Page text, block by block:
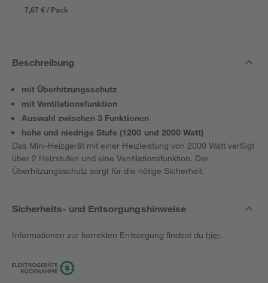
7,67 € / Pack
Beschreibung
mit Überhitzungsschutz
mit Ventilationsfunktion
Auswahl zwischen 3 Funktionen
hohe und niedrige Stufe (1200 und 2000 Watt)
Das Mini-Heizgerät mit einer Heizleistung von 2000 Watt verfügt
über 2 Heizstufen und eine Ventilationsfunktion. Der
Überhitzungsschutz sorgt für die nötige Sicherheit.
Sicherheits- und Entsorgungshinweise
Informationen zur korrekten Entsorgung findest du hier.